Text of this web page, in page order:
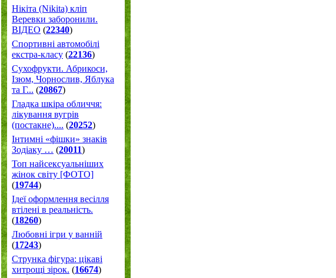
Нікіта (Nikita) кліп
Веревки заборонили.
ВІДЕО (22340)
Спортивні автомобілі
екстра-класу (22136)
Cухофрукти. Абрикоси,
Ізюм, Чорнослив, Яблука
та Г... (20867)
Гладка шкіра обличчя:
лікування вугрів
(постакне).... (20252)
Інтимні «фішки» знаків
Зодіаку … (20011)
Топ найсексуальніших
жінок світу [ФОТО]
(19744)
Ідеї оформлення весілля
втілені в реальність.
(18260)
Любовні ігри у ванній
(17243)
Струнка фігура: цікаві
хитрощі зірок. (16674)